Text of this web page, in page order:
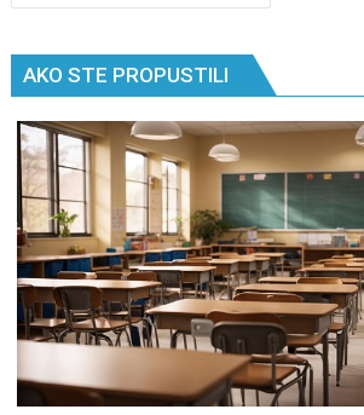
AKO STE PROPUSTILI